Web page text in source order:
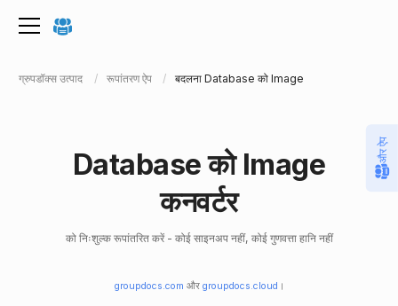
ग्रुपडॉक्स उत्पाद रूपांतरण ऐप बदलना Database को Image
Database को Image
कनवर्टर
को निःशुल्क रूपांतरित करें - कोई साइनअप नहीं, कोई गुणवत्ता हानि नहीं
groupdocs.com और groupdocs.cloud ।
और ऐप